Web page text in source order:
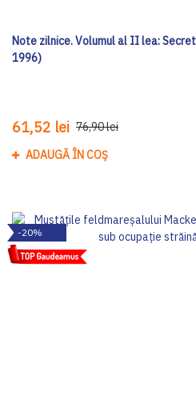
Note zilnice. Volumul al II lea:
1996)
61,52 lei 76,90 lei
ADAUGĂ ÎN COȘ
-20%